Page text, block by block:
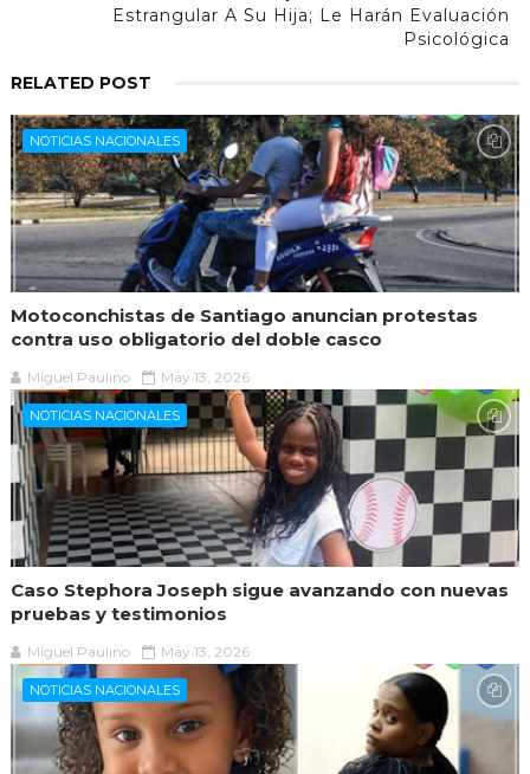
Estrangular A Su Hija; Le Harán Evaluación
Psicológica
RELATED POST
NOTICIAS NACIONALES
Motoconchistas de Santiago anuncian protestas
contra uso obligatorio del doble casco
Miguel Paulino May 13, 2026
NOTICIAS NACIONALES
Caso Stephora Joseph sigue avanzando con nuevas
pruebas y testimonios
Miguel Paulino May 13, 2026
NOTICIAS NACIONALES